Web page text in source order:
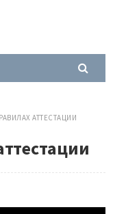
АТТЕСТАЦИИ